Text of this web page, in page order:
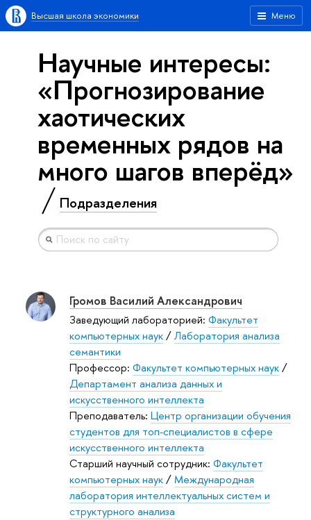
Меню
Высшая школа экономики
Научные интересы:
«Прогнозирование
хаотических
временных рядов на
много шагов вперёд»
Подразделения
Громов Василий Александрович
Заведующий лабораторией: Факультет
компьютерных наук/Лаборатория анализа
семантики
Профессор: Факультет компьютерных наук/
Департамент анализа данных и
искусственного интеллекта
Преподаватель: Центр организации обучения
студентов для топ-специалистов в сфере
искусственного интеллекта
Старший научный сотрудник: Факультет
компьютерных наук/Международная
лаборатория интеллектуальных систем и
структурного анализа